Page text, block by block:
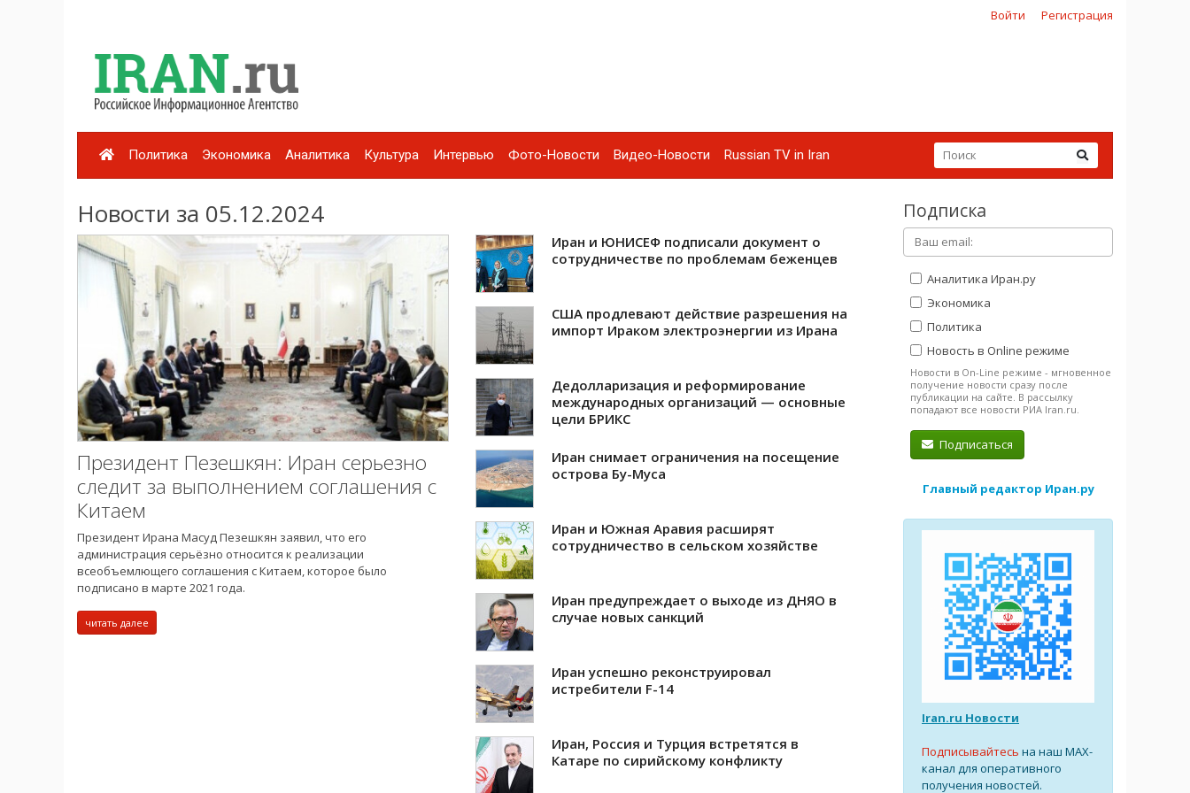
Войти Регистрация
Политика Экономика Аналитика Культура Интервью Фото-Новости Видео-Новости Russian TV in Iran
Новости за 05.12.2024
Президент Пезешкян: Иран серьезно
следит за выполнением соглашения с
Китаем
Президент Ирана Масуд Пезешкян заявил, что его
администрация серьёзно относится к реализации
всеобъемлющего соглашения с Китаем, которое было
подписано в марте 2021 года.
читать далее
Иран и ЮНИСЕФ подписали документ о
сотрудничестве по проблемам беженцев
США продлевают действие разрешения на
импорт Ираком электроэнергии из Ирана
Дедолларизация и реформирование
международных организаций — основные
цели БРИКС
Иран снимает ограничения на посещение
острова Бу-Муса
Иран и Южная Аравия расширят
сотрудничество в сельском хозяйстве
Иран предупреждает о выходе из ДНЯО в
случае новых санкций
Иран успешно реконструировал
истребители F-14
Иран, Россия и Турция встретятся в
Катаре по сирийскому конфликту
Подписка
Аналитика Иран.ру
Экономика
Политика
Новость в Online режиме
Новости в On-Line режиме - мгновенное
получение новости сразу после
публикации на сайте. В рассылку
попадают все новости РИА Iran.ru.
Подписаться
Главный редактор Иран.ру
Iran.ru Новости
Подписывайтесь на наш MAX-
канал для оперативного
получения новостей.